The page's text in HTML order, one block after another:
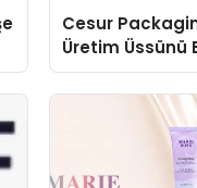
Cesur
Üretim Üssünü